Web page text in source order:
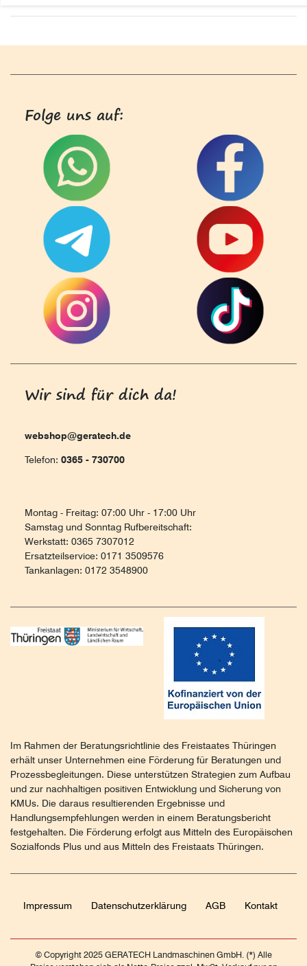
Folge uns auf:
Wir sind für dich da!
webshop@geratech.de
Telefon: 0365 - 730700
Montag - Freitag: 07:00 Uhr - 17:00 Uhr
Samstag und Sonntag Rufbereitschaft:
Werkstatt: 0365 7307012
Ersatzteilservice: 0171 3509576
Tankanlagen: 0172 3548900
Im Rahmen der Beratungsrichtlinie des Freistaates Thüringen
erhält unser Unternehmen eine Förderung für Beratungen und
Prozessbegleitungen. Diese unterstützen Strategien zum Aufbau
und zur nachhaltigen positiven Entwicklung und Sicherung von
KMUs. Die daraus resultierenden Ergebnisse und
Handlungsempfehlungen werden in einem Beratungsbericht
festgehalten. Die Förderung erfolgt aus Mitteln des Europäischen
Sozialfonds Plus und aus Mitteln des Freistaats Thüringen.
Impressum Daten­schutz­erklärung AGB Kontakt
© Copyright 2025 GERATECH Landmaschinen GmbH. (*) Alle